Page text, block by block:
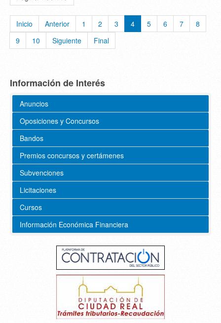
Inicio Anterior 1 2 3 4 5 6 7
8
9
10 Siguiente Final
Información de Interés
Anuncios
Oposiciones y Concursos
Bandos
Premios concursos y certámenes
Subvenciones
Licitaciones
Cursos
Información Económica Financiera